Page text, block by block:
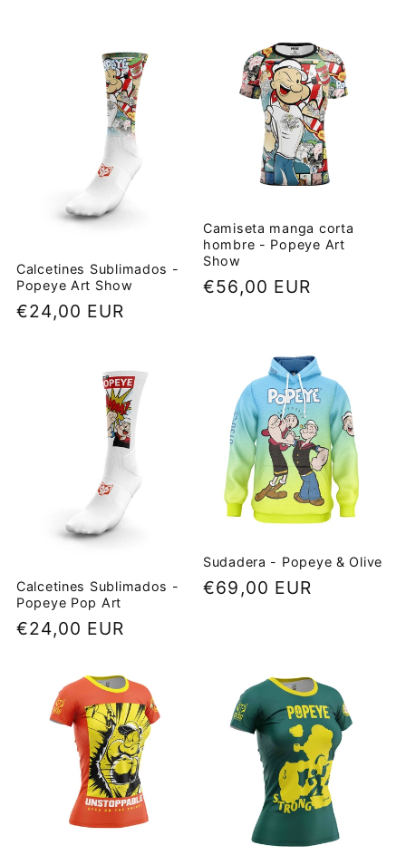
:
Calcetines Sublimados -
Popeye Art Show
Precio
€24,00 EUR
Camiseta manga corta
hombre - Popeye Art
Show
Precio
€56,00 EUR
Calcetines Sublimados -
Popeye Pop Art
Precio
€24,00 EUR
Sudadera - Popeye & Olive
Precio
€69,00 EUR